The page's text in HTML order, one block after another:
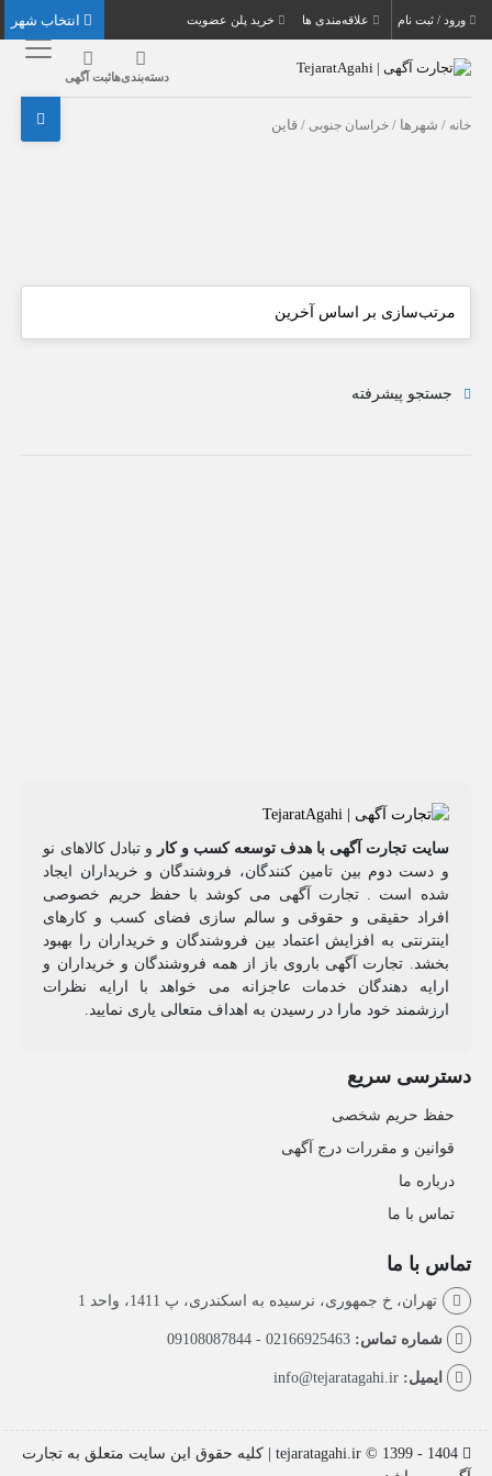
ورود / ثبت نام علاقه‌مندی ها خرید پلن عضویت
دسته‌بندی‌هاثبت آگهی
خانه / شهرها /خراسان جنوبی / قاین
جستجو پیشرفته
سایت تجارت آگهی با هدف توسعه کسب و کار و تبادل کالاهای نو
و دست دوم بین تامین کنندگان، فروشندگان و خریداران ایجاد
شده است . تجارت آگهی می کوشد با حفظ حریم خصوصی
افراد حقیقی و حقوقی و سالم سازی فضای کسب و کارهای
اینترنتی به افزایش اعتماد بین فروشندگان و خریداران را بهبود
بخشد. تجارت آگهی باروی باز از همه فروشندگان و خریداران و
ارایه دهندگان خدمات عاجزانه می خواهد با ارایه نظرات
ارزشمند خود مارا در رسیدن به اهداف متعالی یاری نمایید.
دسترسی سریع
حفظ حریم شخصی
قوانین و مقررات درج آگهی
درباره ما
تماس با ما
تماس با ما
تهران، خ جمهوری، نرسیده به اسکندری، پ 1411، واحد 1
شماره تماس:02166925463 - 09108087844
ایمیل:info@tejaratagahi.ir
tejaratagahi.ir © 1399 - 1404 | کلیه حقوق این سایت متعلق به تجارت